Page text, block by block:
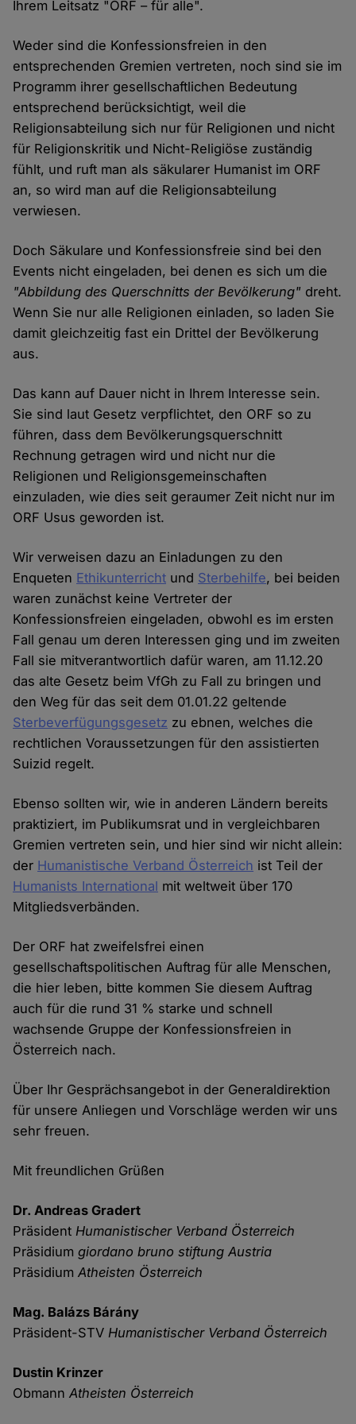
Ihrem Leitsatz "ORF – für alle".
Weder sind die Konfessionsfreien in den
entsprechenden Gremien vertreten, noch sind sie im
Programm ihrer gesellschaftlichen Bedeutung
entsprechend berücksichtigt, weil die
Religionsabteilung sich nur für Religionen und nicht
für Religionskritik und Nicht-Religiöse zuständig
fühlt, und ruft man als säkularer Humanist im ORF
an, so wird man auf die Religionsabteilung
verwiesen.
Doch Säkulare und Konfessionsfreie sind bei den
Events nicht eingeladen, bei denen es sich um die
"Abbildung des Querschnitts der Bevölkerung" dreht.
Wenn Sie nur alle Religionen einladen, so laden Sie
damit gleichzeitig fast ein Drittel der Bevölkerung
aus.
Das kann auf Dauer nicht in Ihrem Interesse sein.
Sie sind laut Gesetz verpflichtet, den ORF so zu
führen, dass dem Bevölkerungsquerschnitt
Rechnung getragen wird und nicht nur die
Religionen und Religionsgemeinschaften
einzuladen, wie dies seit geraumer Zeit nicht nur im
ORF Usus geworden ist.
Wir verweisen dazu an Einladungen zu den
Enqueten Ethikunterricht und Sterbehilfe, bei beiden
waren zunächst keine Vertreter der
Konfessionsfreien eingeladen, obwohl es im ersten
Fall genau um deren Interessen ging und im zweiten
Fall sie mitverantwortlich dafür waren, am 11.12.20
das alte Gesetz beim VfGh zu Fall zu bringen und
den Weg für das seit dem 01.01.22 geltende
Sterbeverfügungsgesetz zu ebnen, welches die
rechtlichen Voraussetzungen für den assistierten
Suizid regelt.
Ebenso sollten wir, wie in anderen Ländern bereits
praktiziert, im Publikumsrat und in vergleichbaren
Gremien vertreten sein, und hier sind wir nicht allein:
der Humanistische Verband Österreich ist Teil der
Humanists International mit weltweit über 170
Mitgliedsverbänden.
Der ORF hat zweifelsfrei einen
gesellschaftspolitischen Auftrag für alle Menschen,
die hier leben, bitte kommen Sie diesem Auftrag
auch für die rund 31 % starke und schnell
wachsende Gruppe der Konfessionsfreien in
Österreich nach.
Über Ihr Gesprächsangebot in der Generaldirektion
für unsere Anliegen und Vorschläge werden wir uns
sehr freuen.
Mit freundlichen Grüßen
Dr. Andreas Gradert
PräsidentHumanistischer Verband Österreich
Präsidiumgiordano bruno stiftung Austria
PräsidiumAtheisten Österreich
Mag. Balázs Bárány
Präsident-STVHumanistischer Verband Österreich
Dustin Krinzer
ObmannAtheisten Österreich